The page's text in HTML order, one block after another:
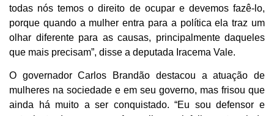
todas nós temos o direito de ocupar e devemos fazê-lo,
porque quando a mulher entra para a política ela traz um
olhar diferente para as causas, principalmente daqueles
que mais precisam”, disse a deputada Iracema Vale.
O governador Carlos Brandão destacou a atuação de
mulheres na sociedade e em seu governo, mas frisou que
ainda há muito a ser conquistado. “Eu sou defensor e